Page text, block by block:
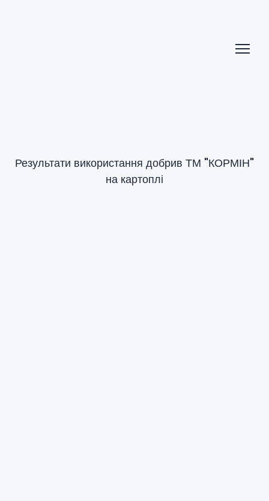
Результати використання добрив ТМ "КОРМІН"
на картоплі